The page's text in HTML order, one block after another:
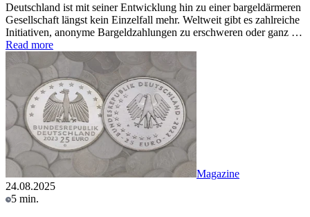
Deutschland ist mit seiner Entwicklung hin zu einer bargeldärmeren
Gesellschaft längst kein Einzelfall mehr. Weltweit gibt es zahlreiche
Initiativen, anonyme Bargeldzahlungen zu erschweren oder ganz …
Read more
Magazine
24.08.2025
5 min.